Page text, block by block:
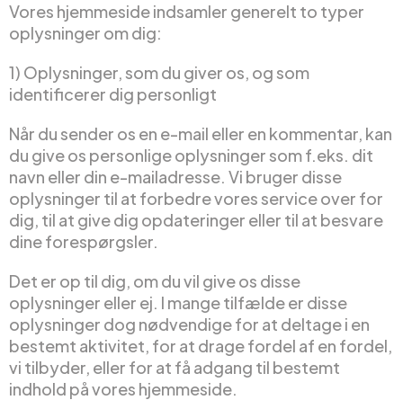
Vores hjemmeside indsamler generelt to typer
oplysninger om dig:
1) Oplysninger, som du giver os, og som
identificerer dig personligt
Når du sender os en e-mail eller en kommentar, kan
du give os personlige oplysninger som f.eks. dit
navn eller din e-mailadresse. Vi bruger disse
oplysninger til at forbedre vores service over for
dig, til at give dig opdateringer eller til at besvare
dine forespørgsler.
Det er op til dig, om du vil give os disse
oplysninger eller ej. I mange tilfælde er disse
oplysninger dog nødvendige for at deltage i en
bestemt aktivitet, for at drage fordel af en fordel,
vi tilbyder, eller for at få adgang til bestemt
indhold på vores hjemmeside.